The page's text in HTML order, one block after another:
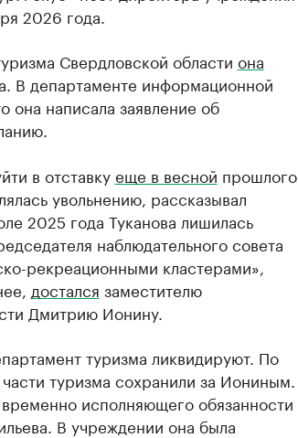
2026 года.
Свердловской области она
В департаменте информационной
она написала заявление об
в отставкуеще в весной прошлого
увольнению, рассказывал
2025 года Туканова лишилась
наблюдательного совета
рекреационными кластерами»,
достался заместителю
Дмитрию Ионину.
туризма ликвидируют. По
туризма сохранили за Иониным.
исполняющего обязанности
В учреждении она была